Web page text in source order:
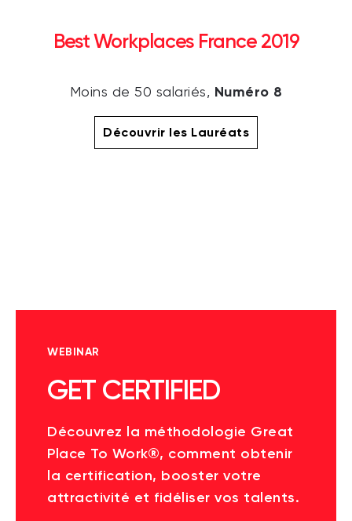
Best Workplaces France 2019
Moins de 50 salariés, Numéro 8
Découvrir les Lauréats
WEBINAR
GET CERTIFIED
Découvrez la méthodologie Great
Place To Work®, comment obtenir
la certification, booster votre
attractivité et fidéliser vos talents.